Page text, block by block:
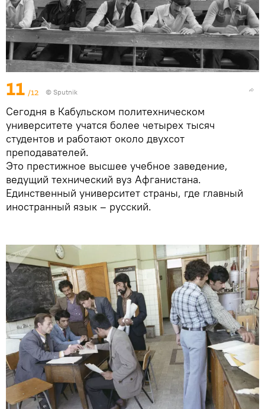
11 /12 © Sputnik
Сегодня в Кабульском политехническом
университете учатся более четырех тысяч
студентов и работают около двухсот
преподавателей.
Это престижное высшее учебное заведение,
ведущий технический вуз Афганистана.
Единственный университет страны, где главный
иностранный язык – русский.